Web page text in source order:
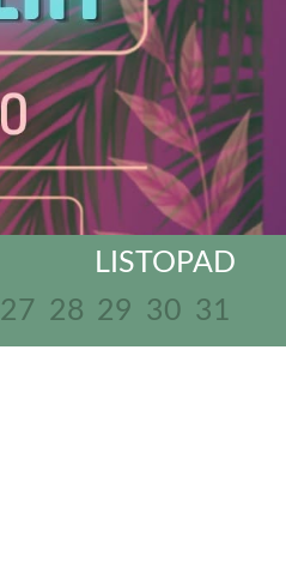
LISTOPAD
27 28 29 30 31